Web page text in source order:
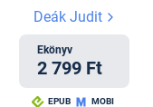
Deák Judit
Ekönyv
2 799 Ft
EPUB MOBI